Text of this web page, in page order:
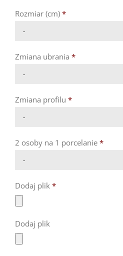
Rozmiar (cm) *
Zmiana ubrania *
Zmiana profilu *
2 osoby na 1 porcelanie *
Dodaj plik *
Dodaj plik